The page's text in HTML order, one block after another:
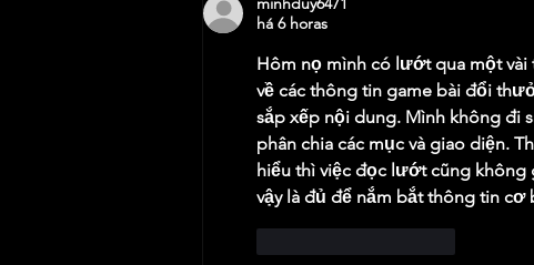
há 6 horas
Hôm nọ mình có lướt qua một vài
về các thông tin game bài đổi
sắp xếp nội dung. Mình không đi
phân chia các mục và giao diện.
hiểu thì việc đọc lướt cũng
vậy là đủ để nắm bắt thông tin cơ